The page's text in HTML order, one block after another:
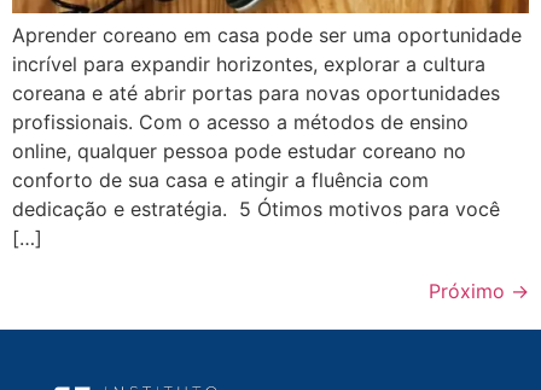
Aprender coreano em casa pode ser uma oportunidade
incrível para expandir horizontes, explorar a cultura
coreana e até abrir portas para novas oportunidades
profissionais. Com o acesso a métodos de ensino
online, qualquer pessoa pode estudar coreano no
conforto de sua casa e atingir a fluência com
dedicação e estratégia. 5 Ótimos motivos para você
[…]
Próximo →